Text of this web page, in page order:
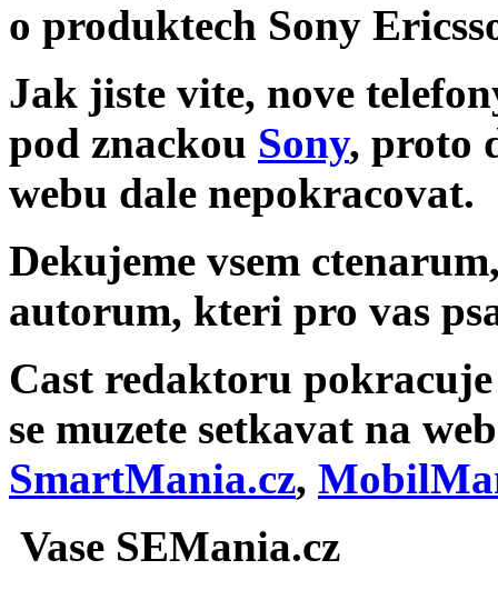
o produktech Sony
Jak jiste vite, nove
pod znackou Sony, proto
webu dale nepokracovat.
Dekujeme vsem
autorum, kteri pro vas
Cast redaktoru
se muzete setkavat na
SmartMania.cz,
Vase SEMania.cz